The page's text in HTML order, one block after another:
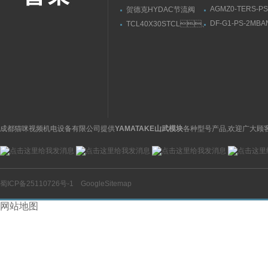
贺德克HYDAC节流阀
DVE16920-01-C-V
AGMZ0-TERS-
托斯数字比例溢
TCL40X30STCL、
DF-G1-PS-
成都猫咪视频机电设备有限公司提供YAMATAKE山武模块各种型号产品,欢迎广大顾
蜀ICP备25110726号-1 GoogleSitemap
网站地图